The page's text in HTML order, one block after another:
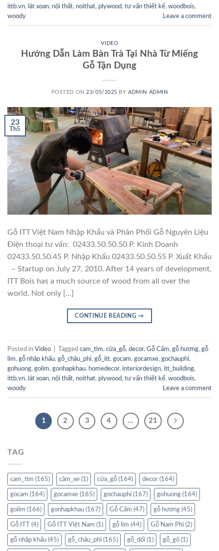
ittb.vn, lát xoan, nội thất, noithat, plywood, tư vấn thiết kế, woodbois,
woody
Leave a comment
VIDEO
Hướng Dẫn Làm Bàn Trà Tại Nhà Từ Miếng
Gỗ Tận Dụng
POSTED ON 23/05/2025 BYADMIN ADMIN
23
Th5
Gỗ ITT Việt Nam Nhập Khẩu và Phân Phối Gỗ Nguyên Liệu
Điện thoại tư vấn: 02433.50.50.50 P. Kinh Doanh
02433.50.50.45 P. Nhập Khẩu 02433.50.50.55 P. Xuất Khẩu
– Startup on July 27, 2010. After 14 years of development,
ITT Bois has a much source of wood from all over the
world. Not only […]
CONTINUE READING→
Posted in Video Tagged cam_tim, cửa_gỗ, decor, Gỗ Cẩm, gỗ hương, gỗ
lim, gỗ nhập khẩu, gỗ_châu_phi, gỗ_itt, gocam, gocamxe, gochauphi,
gohuong, golim, gonhapkhau, homedecor, interiordesign, itt_building,
ittb.vn, lát xoan, nội thất, noithat, plywood, tư vấn thiết kế, woodbois,
woody
Leave a comment
1 2 3 4 … 21
TAG
cam_tim (165) căm_xe (1) cửa_gỗ (164) decor (164)
gocam (164) gocamxe (165) gochauphi (167) gohuong (164)
golim (166) gonhapkhau (167) Gỗ Cẩm (47) gỗ hương (45)
Gỗ ITT (4) Gỗ ITT Việt Nam (1) gỗ lim (44) Gỗ Nam Phi (2)
gỗ nhập khẩu (45) gỗ_châu_phi (165) gỗ_dổi (1) gỗ_gõ (1)